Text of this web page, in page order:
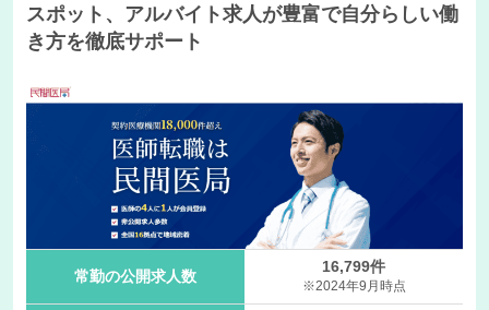
スポット、アルバイト求人が豊富で自分らしい働
き方を徹底サポート
常勤の公開求人数
16,799件
※2024年9月時点